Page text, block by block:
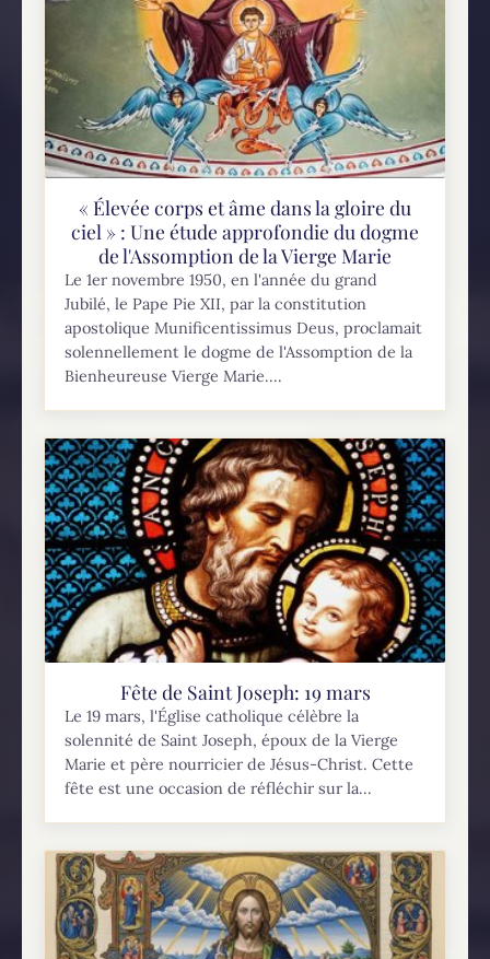
« Élevée corps et âme dans la gloire du
ciel » : Une étude approfondie du dogme
de l'Assomption de la Vierge Marie
Le 1er novembre 1950, en l'année du grand
Jubilé, le Pape Pie XII, par la constitution
apostolique Munificentissimus Deus, proclamait
solennellement le dogme de l'Assomption de la
Bienheureuse Vierge Marie....
Fête de Saint Joseph: 19 mars
Le 19 mars, l'Église catholique célèbre la
solennité de Saint Joseph, époux de la Vierge
Marie et père nourricier de Jésus-Christ. Cette
fête est une occasion de réfléchir sur la...